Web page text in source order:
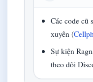
Các code cũ
xuyên (
Sự kiện
theo dõi